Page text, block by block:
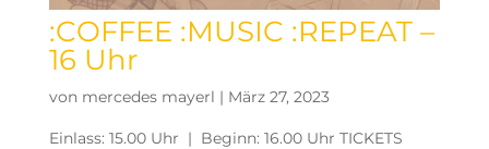
:COFFEE :MUSIC :REPEAT –
16 Uhr
von mercedes mayerl | März 27, 2023
Einlass: 15.00 Uhr | Beginn: 16.00 Uhr TICKETS